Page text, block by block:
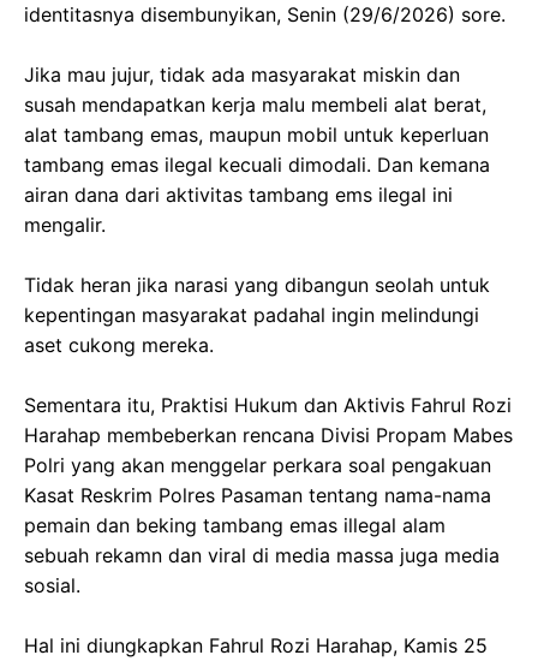
identitasnya disembunyikan, Senin (29/6/2026) sore.
‎Jika mau jujur, tidak ada masyarakat miskin dan
susah mendapatkan kerja malu membeli alat berat,
alat tambang emas, maupun mobil untuk keperluan
tambang emas ilegal kecuali dimodali. Dan kemana
airan dana dari aktivitas tambang ems ilegal ini
mengalir.
‎Tidak heran jika narasi yang dibangun seolah untuk
kepentingan masyarakat padahal ingin melindungi
aset cukong mereka.
‎Sementara itu, Praktisi Hukum dan Aktivis Fahrul Rozi
Harahap membeberkan rencana Divisi Propam Mabes
Polri yang akan menggelar perkara soal pengakuan
Kasat Reskrim Polres Pasaman tentang nama-nama
pemain dan beking tambang emas illegal alam
sebuah rekamn dan viral di media massa juga media
sosial.
‎Hal ini diungkapkan Fahrul Rozi Harahap, Kamis 25